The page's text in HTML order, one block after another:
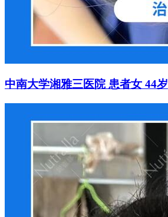
中南大学湘雅三医院 患者女 44岁